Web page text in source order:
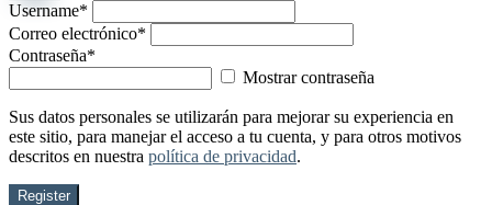
Username*
Correo electrónico*
Contraseña*
Mostrar contraseña
Sus datos personales se utilizarán para mejorar su experiencia en
este sitio, para manejar el acceso a tu cuenta, y para otros motivos
descritos en nuestra política de privacidad.
Register